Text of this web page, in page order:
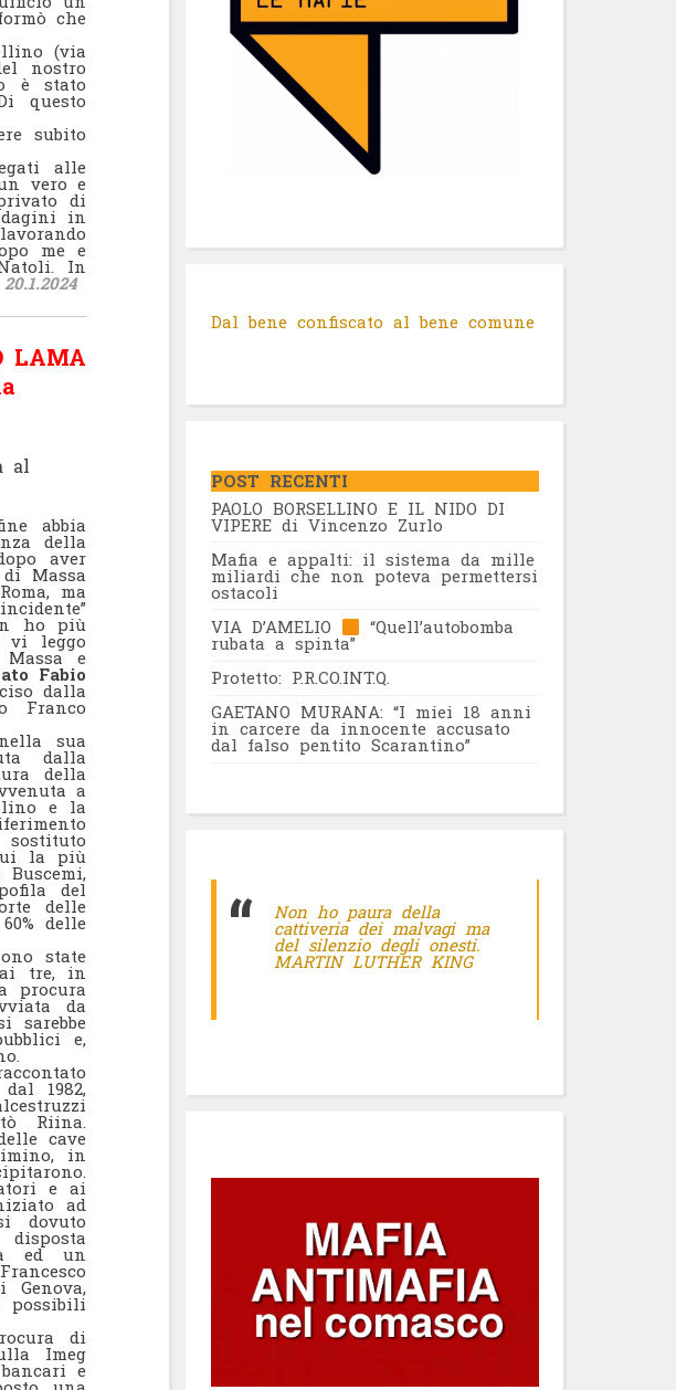
che
(via
nostro
è stato
questo
subito
alle
vero e
di
in
me e
In
LAMA
al
abbia
della
aver
Massa
ma
ho più
vi leggo
e
Fabio
dalla
Franco
sua
dalla
della
a
e la
la più
del
delle
delle
state
tre, in
procura
da
sarebbe
e,
1982,
Riina.
cave
in
e ai
ad
dovuto
ed un
Genova,
possibili
di
Imeg
e
Dal bene confiscato al bene comune
POST RECENTI
PAOLO BORSELLINO E IL NIDO DI
VIPERE di Vincenzo Zurlo
Mafia e appalti: il sistema da mille
miliardi che non poteva permettersi
ostacoli
VIA D’AMELIO
“Quell’autobomba
rubata a spinta”
Protetto: P.R.CO.INT.Q.
GAETANO MURANA: “I miei 18 anni
in carcere da innocente accusato
dal falso pentito Scarantino”
Non ho paura della
cattiveria dei malvagi ma
del silenzio degli onesti.
MARTIN LUTHER KING